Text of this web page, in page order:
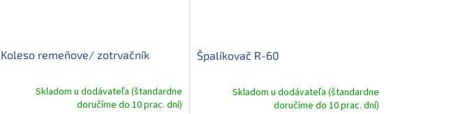
Koleso remeňove/ zotrvačník
Skladom u dodávateľa (štandardne
doručíme do 10 prac. dní)
Špalíkovač R-60
Skladom u dodávateľa (štandardne
doručíme do 10 prac. dní)